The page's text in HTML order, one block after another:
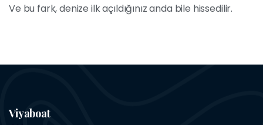
Ve bu fark, denize ilk açıldığınız anda bile hissedilir.
Viyaboat